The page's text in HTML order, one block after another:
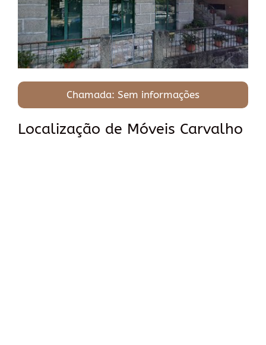
Chamada: Sem informações
Localização de Móveis Carvalho